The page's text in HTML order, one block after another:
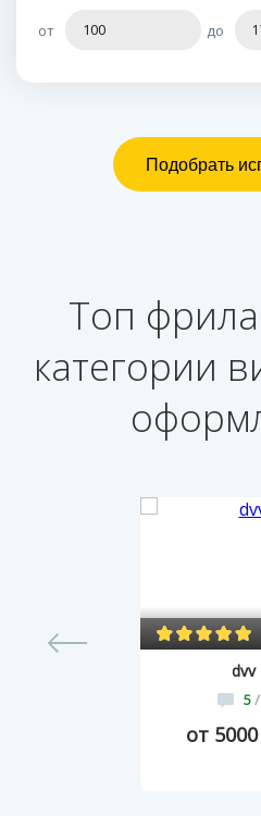
от до
Топ
категории
dvv
5/
от